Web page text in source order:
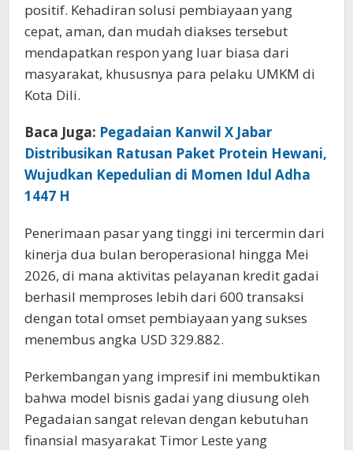
positif. Kehadiran solusi pembiayaan yang
cepat, aman, dan mudah diakses tersebut
mendapatkan respon yang luar biasa dari
masyarakat, khususnya para pelaku UMKM di
Kota Dili.
Baca Juga: Pegadaian Kanwil X Jabar
Distribusikan Ratusan Paket Protein Hewani,
Wujudkan Kepedulian di Momen Idul Adha
1447 H
Penerimaan pasar yang tinggi ini tercermin dari
kinerja dua bulan beroperasional hingga Mei
2026, di mana aktivitas pelayanan kredit gadai
berhasil memproses lebih dari 600 transaksi
dengan total omset pembiayaan yang sukses
menembus angka USD 329.882.
Perkembangan yang impresif ini membuktikan
bahwa model bisnis gadai yang diusung oleh
Pegadaian sangat relevan dengan kebutuhan
finansial masyarakat Timor Leste yang